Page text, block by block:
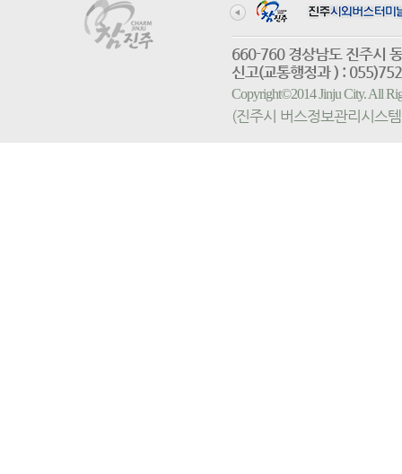
660-760 경상남도 진
신고(교통행정과 ) :
Copyright©2014 Jinju City. All
(진주시 버스정보관리시스